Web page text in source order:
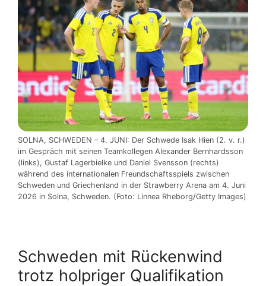
SOLNA, SCHWEDEN – 4. JUNI: Der Schwede Isak Hien (2. v. r.)
im Gespräch mit seinen Teamkollegen Alexander Bernhardsson
(links), Gustaf Lagerbielke und Daniel Svensson (rechts)
während des internationalen Freundschaftsspiels zwischen
Schweden und Griechenland in der Strawberry Arena am 4. Juni
2026 in Solna, Schweden. (Foto: Linnea Rheborg/Getty Images)
Schweden mit Rückenwind
trotz holpriger Qualifikation